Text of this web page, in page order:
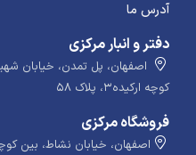
آدرس ما
دفتر و انبار مرکزی
اصفهان، پل تمدن، خیابان
کوچه ارکیده۳، پلاک ۵۸
فروشگاه مرکزی
اصفهان، خیابان نشاط، بین کوچه